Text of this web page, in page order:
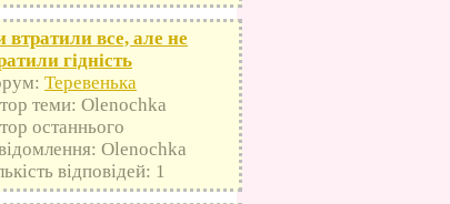
все, але не
гідність
Теревенька
теми: Olenochka
останнього
Olenochka
відповідей: 1